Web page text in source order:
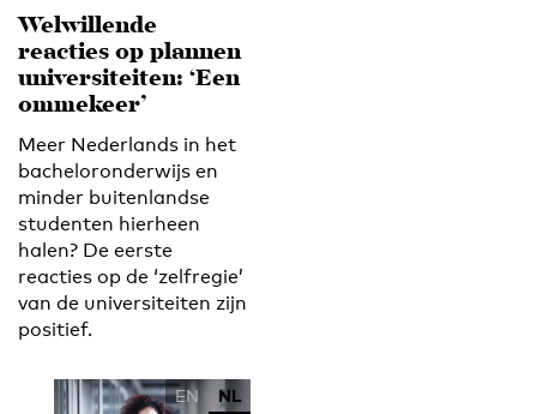
Welwillende
reacties op plannen
universiteiten: ‘Een
ommekeer’
Meer Nederlands in het
bacheloronderwijs en
minder buitenlandse
studenten hierheen
halen? De eerste
reacties op de ‘zelfregie’
van de universiteiten zijn
positief.
EN NL